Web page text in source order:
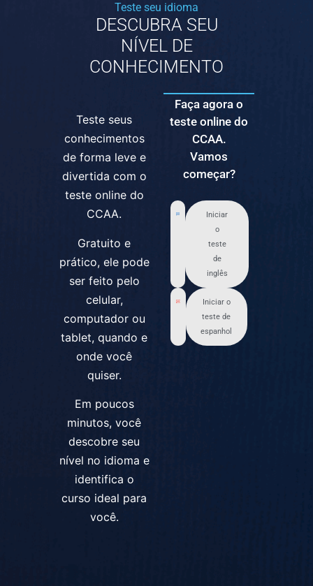
Teste seu idioma
DESCUBRA SEU
NÍVEL DE
CONHECIMENTO
Teste seus
conhecimentos
de forma leve e
divertida com o
teste online do
CCAA.
Gratuito e
prático, ele pode
ser feito pelo
celular,
computador ou
tablet, quando e
onde você
quiser.
Em poucos
minutos, você
descobre seu
nível no idioma e
identifica o
curso ideal para
você.
Faça agora o
teste online do
CCAA.
Vamos
começar?
Iniciar
o
teste
de
inglês
Iniciar o
teste de
espanhol